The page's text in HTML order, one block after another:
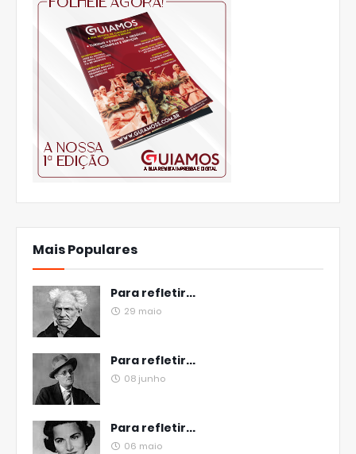
Mais Populares
Para refletir...
29 maio
Para refletir...
08 junho
Para refletir...
06 maio